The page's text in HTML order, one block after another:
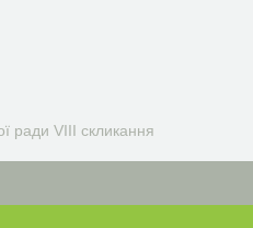
ради VIIІ скликання